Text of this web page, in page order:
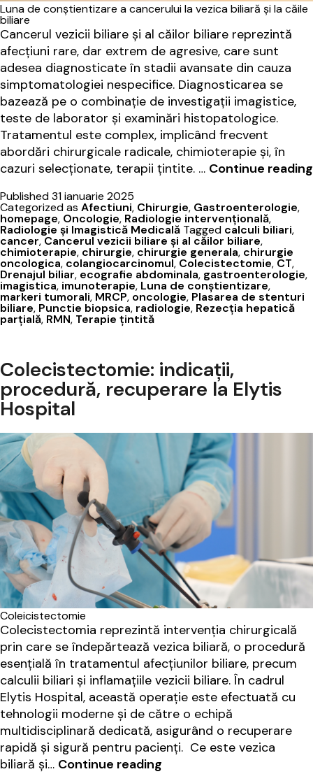
Luna de conștientizare a cancerului la vezica biliară și la căile
biliare
Cancerul vezicii biliare și al căilor biliare reprezintă
afecțiuni rare, dar extrem de agresive, care sunt
adesea diagnosticate în stadii avansate din cauza
simptomatologiei nespecifice. Diagnosticarea se
bazează pe o combinație de investigații imagistice,
teste de laborator și examinări histopatologice.
Tratamentul este complex, implicând frecvent
abordări chirurgicale radicale, chimioterapie și, în
cazuri selecționate, terapii țintite. … Continue reading
Published31 ianuarie 2025
Categorized as Afectiuni, Chirurgie, Gastroenterologie,
homepage, Oncologie, Radiologie intervențională,
Radiologie şi Imagistică Medicală Tagged calculi biliari,
cancer,Cancerul vezicii biliare și al căilor biliare,
chimioterapie, chirurgie, chirurgie generala, chirurgie
oncologica, colangiocarcinomul, Colecistectomie, CT,
Drenajul biliar, ecografie abdominala, gastroenterologie,
imagistica, imunoterapie, Luna de conștientizare,
markeri tumorali, MRCP, oncologie, Plasarea de stenturi
biliare, Punctie biopsica, radiologie, Rezecția hepatică
parțială, RMN, Terapie țintită
Colecistectomie: indicații,
procedură, recuperare la Elytis
Hospital
Coleicistectomie
Colecistectomia reprezintă intervenția chirurgicală
prin care se îndepărtează vezica biliară, o procedură
esențială în tratamentul afecțiunilor biliare, precum
calculii biliari și inflamațiile vezicii biliare. În cadrul
Elytis Hospital, această operație este efectuată cu
tehnologii moderne și de către o echipă
multidisciplinară dedicată, asigurând o recuperare
rapidă și sigură pentru pacienți. Ce este vezica
biliară și… Continue reading